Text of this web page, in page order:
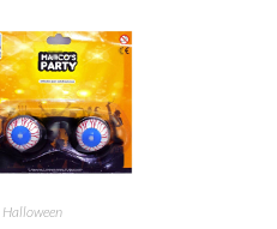
Halloween